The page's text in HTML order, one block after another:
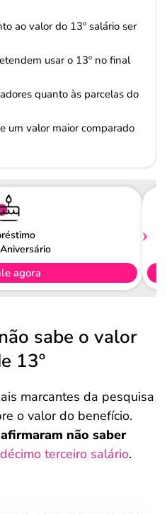
ao valor do 13º salário ser
usar o 13º no final
quanto às parcelas do
um valor maior comparado
agora
sabe o valor
13º
marcantes da pesquisa
o valor do benefício.
não saber
décimo terceiro salário.